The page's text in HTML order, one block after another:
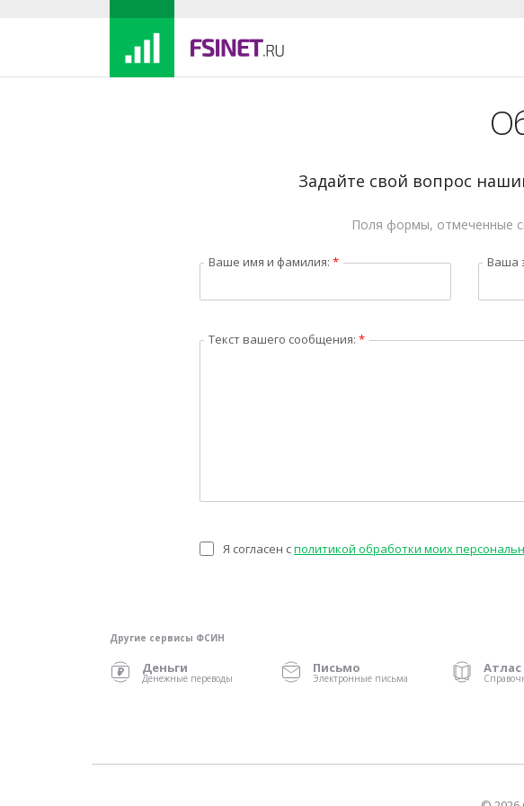
Задайте свой вопрос
Поля формы, отмеченные
Ваше имя и фамилия: * Ваша
Текст вашего сообщения: *
Я согласен сполитикой обработки моих
Другие сервисы ФСИН
Деньги
Денежные переводы
Письмо
Электронные письма
Атлас